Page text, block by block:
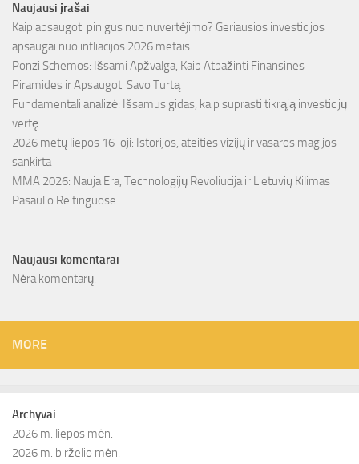
Naujausi įrašai
Kaip apsaugoti pinigus nuo nuvertėjimo? Geriausios investicijos
apsaugai nuo infliacijos 2026 metais
Ponzi Schemos: Išsami Apžvalga, Kaip Atpažinti Finansines
Piramides ir Apsaugoti Savo Turtą
Fundamentali analizė: Išsamus gidas, kaip suprasti tikrąją investicijų
vertę
2026 metų liepos 16-oji: Istorijos, ateities vizijų ir vasaros magijos
sankirta
MMA 2026: Nauja Era, Technologijų Revoliucija ir Lietuvių Kilimas
Pasaulio Reitinguose
Naujausi komentarai
Nėra komentarų.
MORE
Archyvai
2026 m. liepos mėn.
2026 m. birželio mėn.